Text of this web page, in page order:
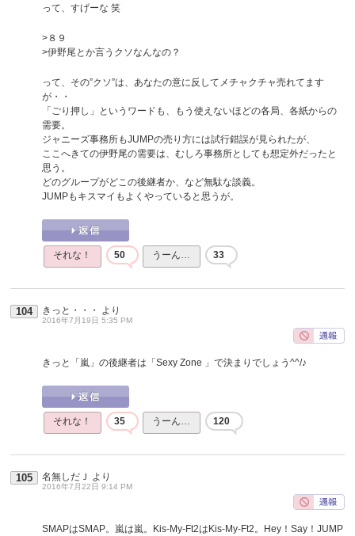
って、すげーな 笑
>８９
>伊野尾とか言うクソなんなの？
って、その”クソ”は、あなたの意に反してメチャクチャ売れてます
が・・
「ごり押し」というワードも、もう使えないほどの各局、各紙からの
需要。
ジャニーズ事務所もJUMPの売り方には試行錯誤が見られたが、
ここへきての伊野尾の需要は、むしろ事務所としても想定外だったと
思う。
どのグループがどこの後継者か、など無駄な談義。
JUMPもキスマイもよくやっていると思うが。
それな！ 50 うーん… 33
104 きっと・・・ より
2016年7月19日 5:35 PM
きっと「嵐」の後継者は「Sexy Zone 」で決まりでしょう^^/♪
それな！ 35 うーん… 120
105 名無しだＪ より
2016年7月22日 9:14 PM
SMAPはSMAP。嵐は嵐。Kis-My-Ft2はKis-My-Ft2。Hey！Say！JUMP